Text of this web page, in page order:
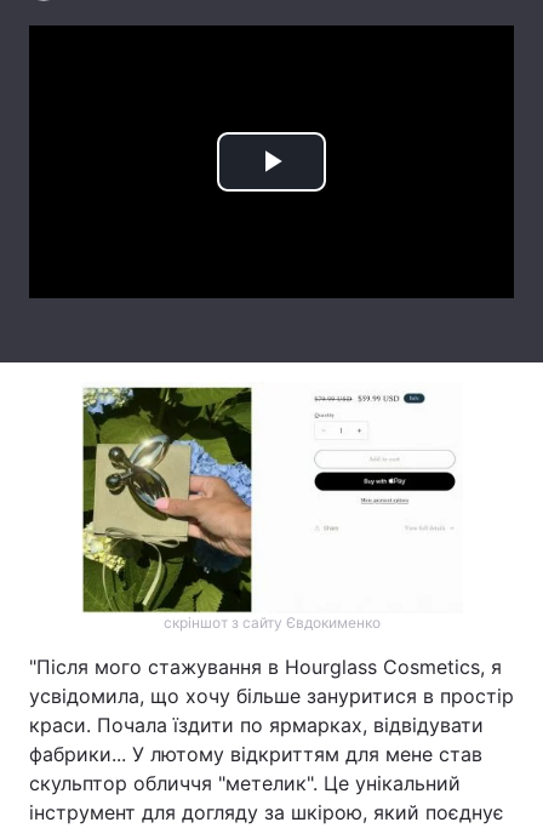
Тема оформлення
Play
скріншот з сайту Євдокименко
"Після мого стажування в Hourglass Cosmetics, я
усвідомила, що хочу більше зануритися в простір
краси. Почала їздити по ярмарках, відвідувати
фабрики... У лютому відкриттям для мене став
скульптор обличчя "метелик". Це унікальний
інструмент для догляду за шкірою, який поєднує